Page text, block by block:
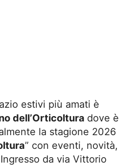
estivi più amati è
dell’Orticoltura dove è
la stagione 2026
” con eventi, novità,
da via Vittorio